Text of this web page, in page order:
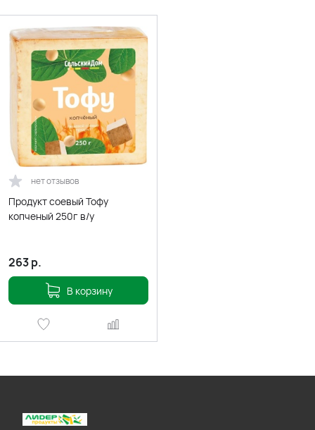
нет отзывов
Продукт соевый Тофу
копченый 250г в/у
263р.
В корзину